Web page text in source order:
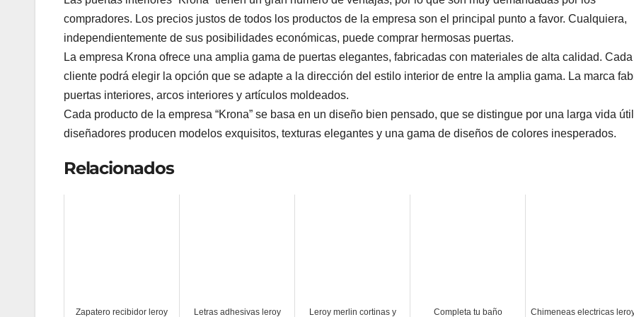
compradores. Los precios justos de todos los productos de la empresa son el principal punto a favor. Cualquiera,
independientemente de sus posibilidades económicas, puede comprar hermosas puertas.
La empresa Krona ofrece una amplia gama de puertas elegantes, fabricadas con materiales de alta calidad. Cada
cliente podrá elegir la opción que se adapte a la dirección del estilo interior de entre la amplia gama. La marca
puertas interiores, arcos interiores y artículos moldeados.
Cada producto de la empresa “Krona” se basa en un diseño bien pensado, que se distingue por una larga vida
diseñadores producen modelos exquisitos, texturas elegantes y una gama de diseños de colores inesperados.
Relacionados
Zapatero recibidor leroy Letras adhesivas leroy Leroy merlin cortinas y Completa tu baño Chimeneas electricas